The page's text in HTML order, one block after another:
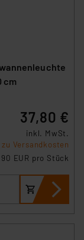
cm
37,80 €
inkl. MwSt.
Versandkosten
EUR pro Stück